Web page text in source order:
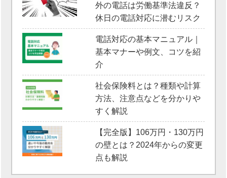
外の電話は労働基準法違反？
休日の電話対応に潜むリスク
電話対応の基本マニュアル｜
基本マナーや例文、コツを紹
介
社会保険料とは？種類や計算
方法、注意点などを分かりや
すく解説
【完全版】106万円・130万円
の壁とは？2024年からの変更
点も解説